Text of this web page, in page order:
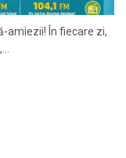
amiezii! În fiecare zi,